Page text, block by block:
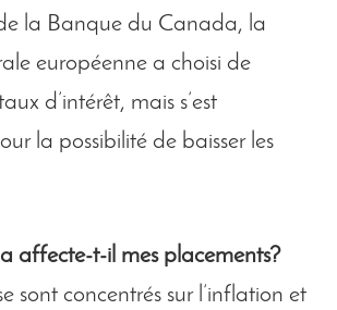
la Banque du Canada, la
européenne a choisi de
d’intérêt, mais s’est
la possibilité de baisser les
affecte-t-il mes placements?
sont concentrés sur l’inflation et